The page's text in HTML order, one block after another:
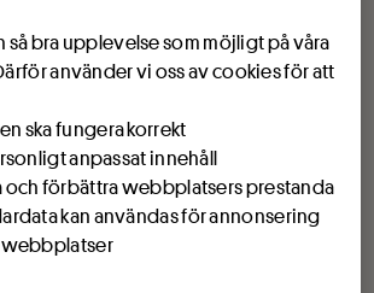
så bra upplevelse som möjligt på våra
använder vi oss av cookies för att
ska fungera korrekt
anpassat innehåll
och förbättra webbplatsers prestanda
kan användas för annonsering